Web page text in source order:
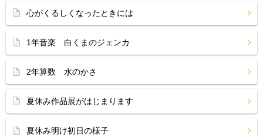
心がくるしくなったときには
1年音楽 白くまのジェンカ
2年算数 水のかさ
夏休み作品展がはじまります
夏休み明け初日の様子